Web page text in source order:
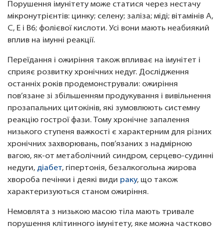
Порушення імунітету може статися через нестачу
мікронутрієнтів: цинку; селену; заліза; міді; вітамінів A,
C, E і B6; фолієвої кислоти. Усі вони мають неабиякий
вплив на імунні реакції.
Переїдання і ожиріння також впливає на імунітет і
сприяє розвитку хронічних недуг. Дослідження
останніх років продемонстрували: ожиріння
пов’язане зі збільшенням продукування і вивільнення
прозапальних цитокінів, які зумовлюють системну
реакцію гострої фази. Тому хронічне запалення
низького ступеня важкості є характерним для різних
хронічних захворювань, пов’язаних з надмірною
вагою, як-от метаболічний синдром, серцево-судинні
недуги, діабет, гіпертонія, безалкогольна жирова
хвороба печінки і деякі види раку, що також
характеризуються станом ожиріння.
Немовлята з низькою масою тіла мають тривале
порушення клітинного імунітету, яке можна частково